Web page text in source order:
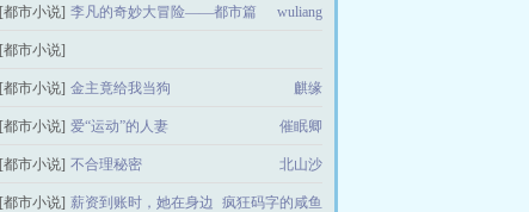
无灰酒
[都市小说] 李凡的奇妙大冒险——都市篇 wuliang
[都市小说]
被催眠的美人妻，听到指令就会想做色色的事
伊媚兒尹媚儿
[都市小说] 金主竟给我当狗 麒缘
[都市小说] 爱“运动”的人妻 催眠卿
[都市小说] 不合理秘密 北山沙
[都市小说] 薪资到账时，她在身边 疯狂码字的咸鱼